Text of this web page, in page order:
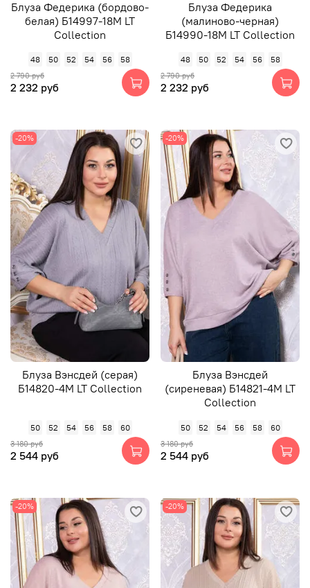
Блуза Федерика (бордово-
белая) Б14997-18М LT
Collection
48 50 52 54 56 58
2 790 руб
2 232 руб
Блуза Федерика
(малиново-черная)
Б14990-18М LT Collection
48 50 52 54 56 58
2 790 руб
2 232 руб
-20%
Блуза Вэнсдей (серая)
Б14820-4М LT Collection
50 52 54 56 58 60
3 180 руб
2 544 руб
-20%
Блуза Вэнсдей
(сиреневая) Б14821-4М LT
Collection
50 52 54 56 58 60
3 180 руб
2 544 руб
-20% -20%